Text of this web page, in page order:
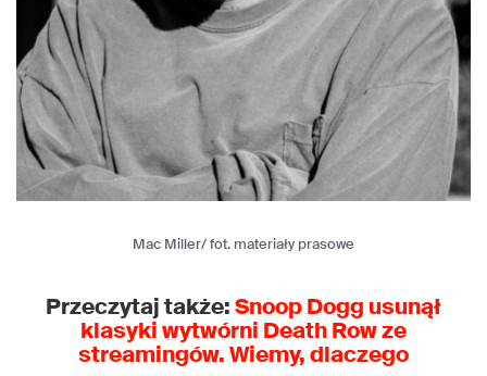
Mac Miller/ fot. materiały prasowe
Przeczytaj także:Snoop Dogg usunął
klasyki wytwórni Death Row ze
streamingów. Wiemy, dlaczego